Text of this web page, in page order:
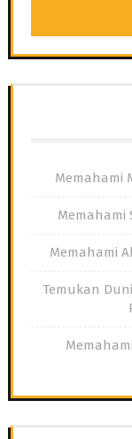
Memahami
Memahami
Memahami
Temukan